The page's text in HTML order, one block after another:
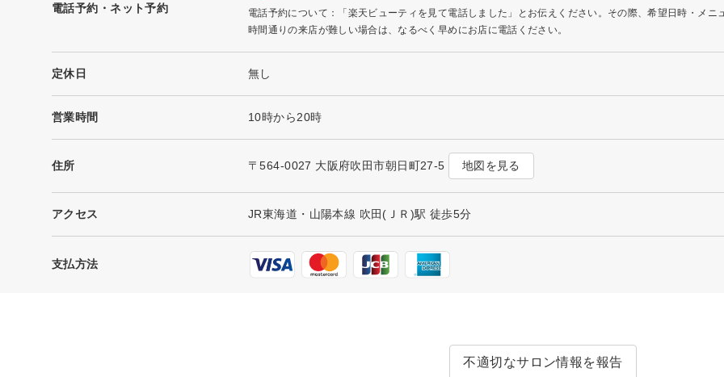
電話予約・ネット予約
電話予約について：「楽天ビューティを見て電話しました」とお伝えください。その際、希望日時・メニ
時間通りの来店が難しい場合は、なるべく早めにお店に電話ください。
定休日 無し
営業時間 10時から20時
住所 〒564-0027 大阪府吹田市朝日町27-5 地図を見る
アクセス JR東海道・山陽本線 吹田(ＪＲ)駅 徒歩5分
支払方法
不適切なサロン情報を報告